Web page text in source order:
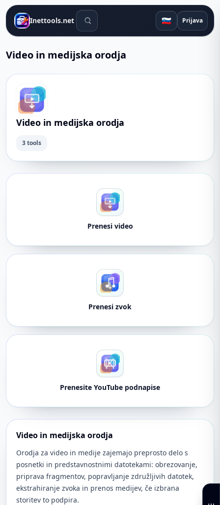
Inettools.net Orodja za iskanje 🇸🇮 Prijava
Video in medijska orodja
Video in medijska orodja
3 tools
Prenesi video
Prenesi zvok
Prenesite YouTube podnapise
Video in medijska orodja
Orodja za video in medije zajemajo preprosto delo s
posnetki in predstavnostnimi datotekami: obrezovanje,
priprava fragmentov, popravljanje združljivih datotek,
ekstrahiranje zvoka in prenos medijev, če izbrana
storitev to podpira.